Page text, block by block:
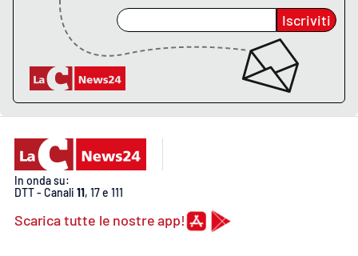
NETWORK
Lacplay.it
Laconair.it
Lacitymag.it
Iscriviti
In onda su:
DTT - Canali 11, 17 e 111
Scarica tutte le nostre app!